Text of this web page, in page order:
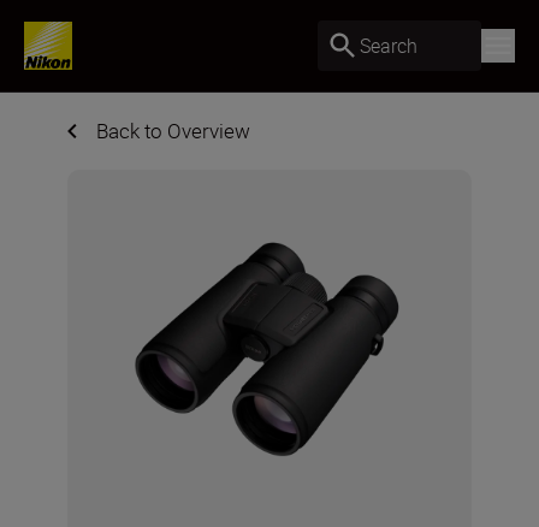
Search
Back to Overview